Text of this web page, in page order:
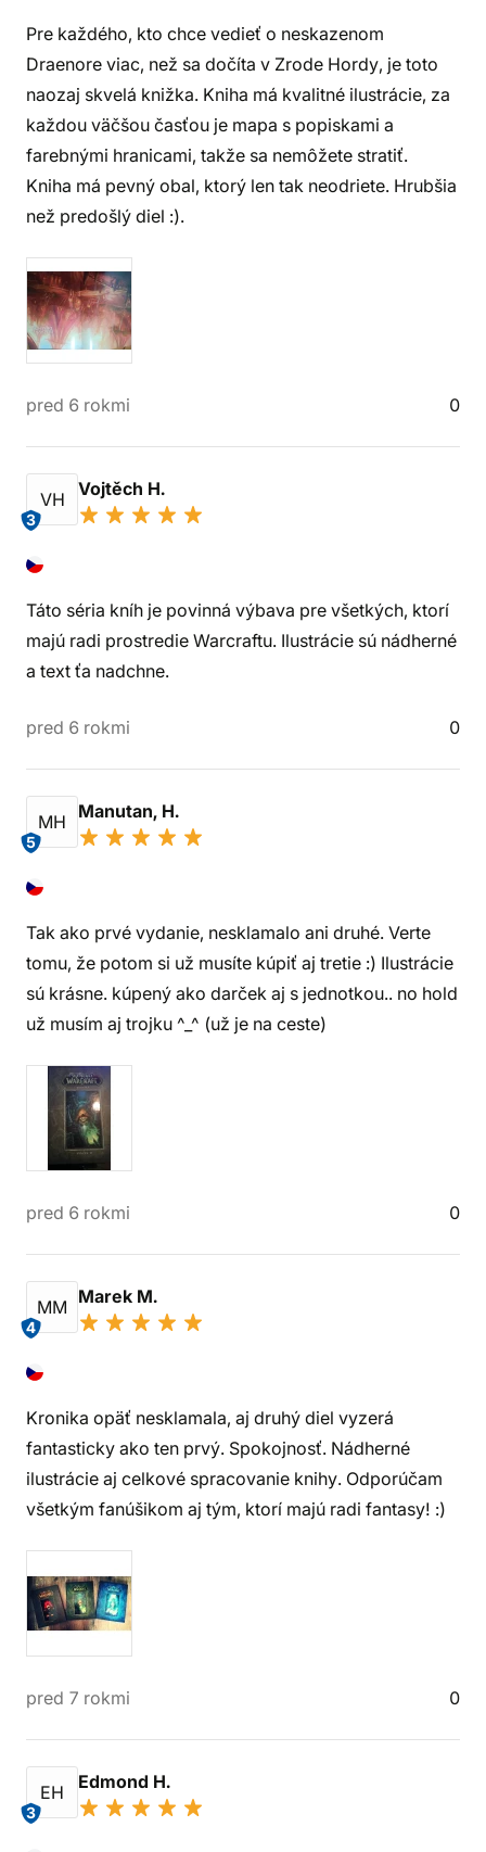
Pre každého, kto chce vedieť o neskazenom
Draenore viac, než sa dočíta v Zrode Hordy, je toto
naozaj skvelá knižka. Kniha má kvalitné ilustrácie, za
každou väčšou časťou je mapa s popiskami a
farebnými hranicami, takže sa nemôžete stratiť.
Kniha má pevný obal, ktorý len tak neodriete. Hrubšia
než predošlý diel :).
pred 6 rokmi 0
VH
3
Vojtěch H.
Táto séria kníh je povinná výbava pre všetkých, ktorí
majú radi prostredie Warcraftu. Ilustrácie sú nádherné
a text ťa nadchne.
pred 6 rokmi 0
MH
5
Manutan, H.
Tak ako prvé vydanie, nesklamalo ani druhé. Verte
tomu, že potom si už musíte kúpiť aj tretie :) Ilustrácie
sú krásne. kúpený ako darček aj s jednotkou.. no hold
už musím aj trojku ^_^ (už je na ceste)
pred 6 rokmi 0
MM
4
Marek M.
Kronika opäť nesklamala, aj druhý diel vyzerá
fantasticky ako ten prvý. Spokojnosť. Nádherné
ilustrácie aj celkové spracovanie knihy. Odporúčam
všetkým fanúšikom aj tým, ktorí majú radi fantasy! :)
pred 7 rokmi 0
EH
3
Edmond H.